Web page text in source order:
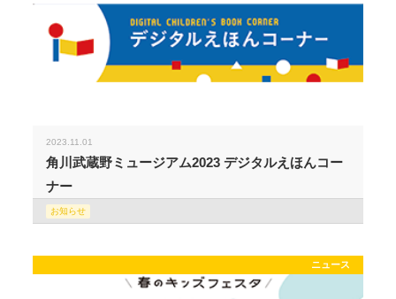
2023.11.01
角川武蔵野ミュージアム2023 デジタルえほんコー
ナー
お知らせ
ニュース